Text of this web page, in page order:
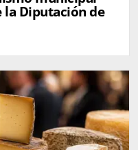
la Diputación de